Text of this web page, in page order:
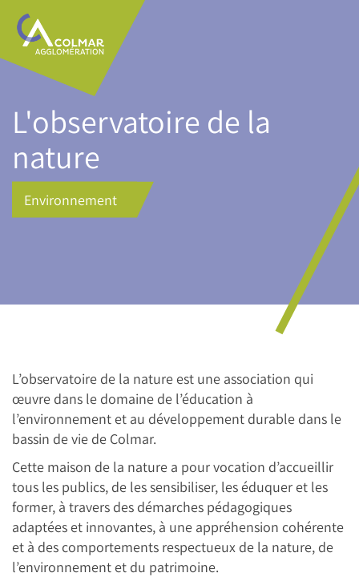
Aller
contenu
principal
Main
navigation
L'observatoire de la
nature
Environnement
L’observatoire de la nature est une association qui
œuvre dans le domaine de l’éducation à
l’environnement et au développement durable dans le
bassin de vie de Colmar.
Cette maison de la nature a pour vocation d’accueillir
tous les publics, de les sensibiliser, les éduquer et les
former, à travers des démarches pédagogiques
adaptées et innovantes, à une appréhension cohérente
et à des comportements respectueux de la nature, de
l’environnement et du patrimoine.